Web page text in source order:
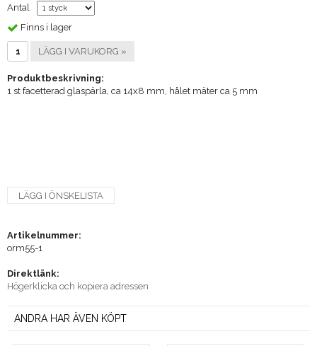
Antal
Finns i lager
LÄGG I VARUKORG »
Produktbeskrivning:
1 st facetterad glaspärla, ca 14x8 mm, hålet mäter ca 5 mm
LÄGG I ÖNSKELISTA
Artikelnummer:
orm55-1
Direktlänk:
Högerklicka och kopiera adressen
ANDRA HAR ÄVEN KÖPT